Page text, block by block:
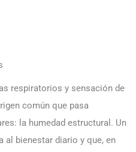
respiratorios y sensación de
común que pasa
la humedad estructural. Un
al bienestar diario y que, en